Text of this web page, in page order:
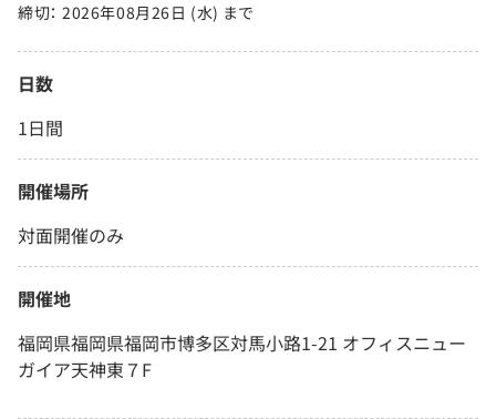
締切： 2026年08月26日 (水) まで
日数
1日間
開催場所
対面開催のみ
開催地
福岡県福岡県福岡市博多区対馬小路1-21 オフィスニュー
ガイア天神東７F